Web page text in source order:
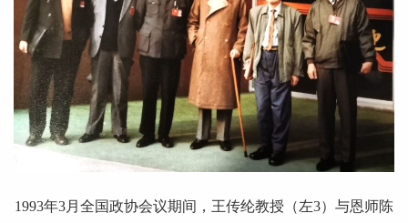
1993年3月全国政协会议期间，王传纶教授（左3）与恩师陈